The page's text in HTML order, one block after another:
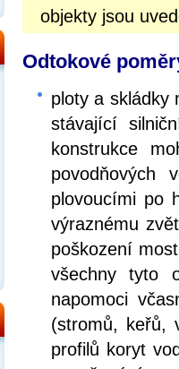
objekty jsou
Odtokové
ploty a skládky
stávající
konstrukce
povodňových
plovoucími po
výraznému
poškození
všechny tyto
napomoci
(stromů, keřů,
profilů koryt